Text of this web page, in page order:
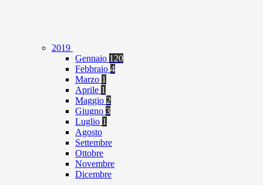
2019
Gennaio 120
Febbraio 4
Marzo 1
Aprile 1
Maggio 2
Giugno 3
Luglio 1
Agosto
Settembre
Ottobre
Novembre
Dicembre